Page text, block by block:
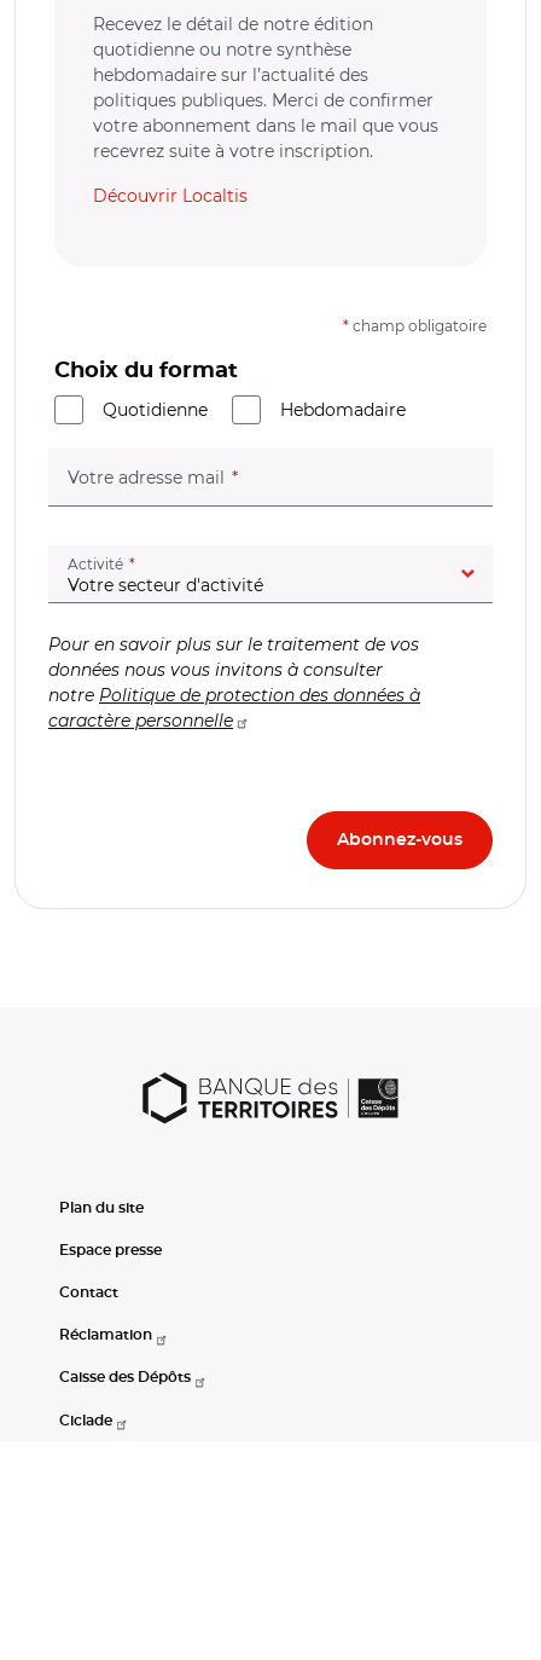
Recevez le détail de notre édition
quotidienne ou notre synthèse
hebdomadaire sur l’actualité des
politiques publiques. Merci de confirmer
votre abonnement dans le mail que vous
recevrez suite à votre inscription.
Découvrir Localtis
* champ obligatoire
Choix du format
Quotidienne
Hebdomadaire
Votre adresse mail (champ obligatoire)
Activité (champ obligatoire)
Pour en savoir plus sur le traitement de vos
données nous vous invitons à consulter
notre Politique de protection des données à
caractère personnelle
Plan du site
Espace presse
Contact
Réclamation
Caisse des Dépôts
Ciclade